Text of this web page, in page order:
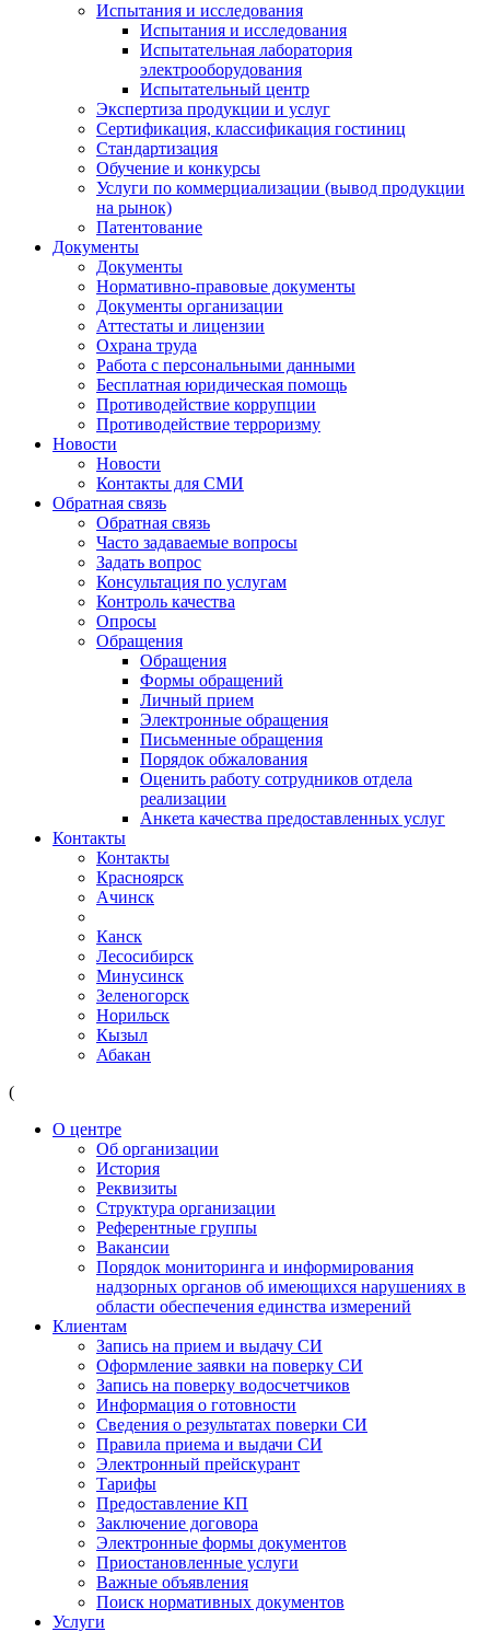
Испытания и исследования
Испытания и исследования
Испытательная лаборатория
электрооборудования
Испытательный центр
Экспертиза продукции и услуг
Сертификация, классификация гостиниц
Стандартизация
Обучение и конкурсы
Услуги по коммерциализации (вывод продукции
на рынок)
Патентование
Документы
Документы
Нормативно-правовые документы
Документы организации
Аттестаты и лицензии
Охрана труда
Работа с персональными данными
Бесплатная юридическая помощь
Противодействие коррупции
Противодействие терроризму
Новости
Новости
Контакты для СМИ
Обратная связь
Обратная связь
Часто задаваемые вопросы
Задать вопрос
Консультация по услугам
Контроль качества
Опросы
Обращения
Обращения
Формы обращений
Личный прием
Электронные обращения
Письменные обращения
Порядок обжалования
Оценить работу сотрудников отдела
реализации
Анкета качества предоставленных услуг
Контакты
Контакты
Красноярск
Ачинск
Канск
Лесосибирск
Минусинск
Зеленогорск
Норильск
Кызыл
Абакан
(
О центре
Об организации
История
Реквизиты
Структура организации
Референтные группы
Вакансии
Порядок мониторинга и информирования
надзорных органов об имеющихся нарушениях в
области обеспечения единства измерений
Клиентам
Запись на прием и выдачу СИ
Оформление заявки на поверку СИ
Запись на поверку водосчетчиков
Информация о готовности
Сведения о результатах поверки СИ
Правила приема и выдачи СИ
Электронный прейскурант
Тарифы
Предоставление КП
Заключение договора
Электронные формы документов
Приостановленные услуги
Важные объявления
Поиск нормативных документов
Услуги